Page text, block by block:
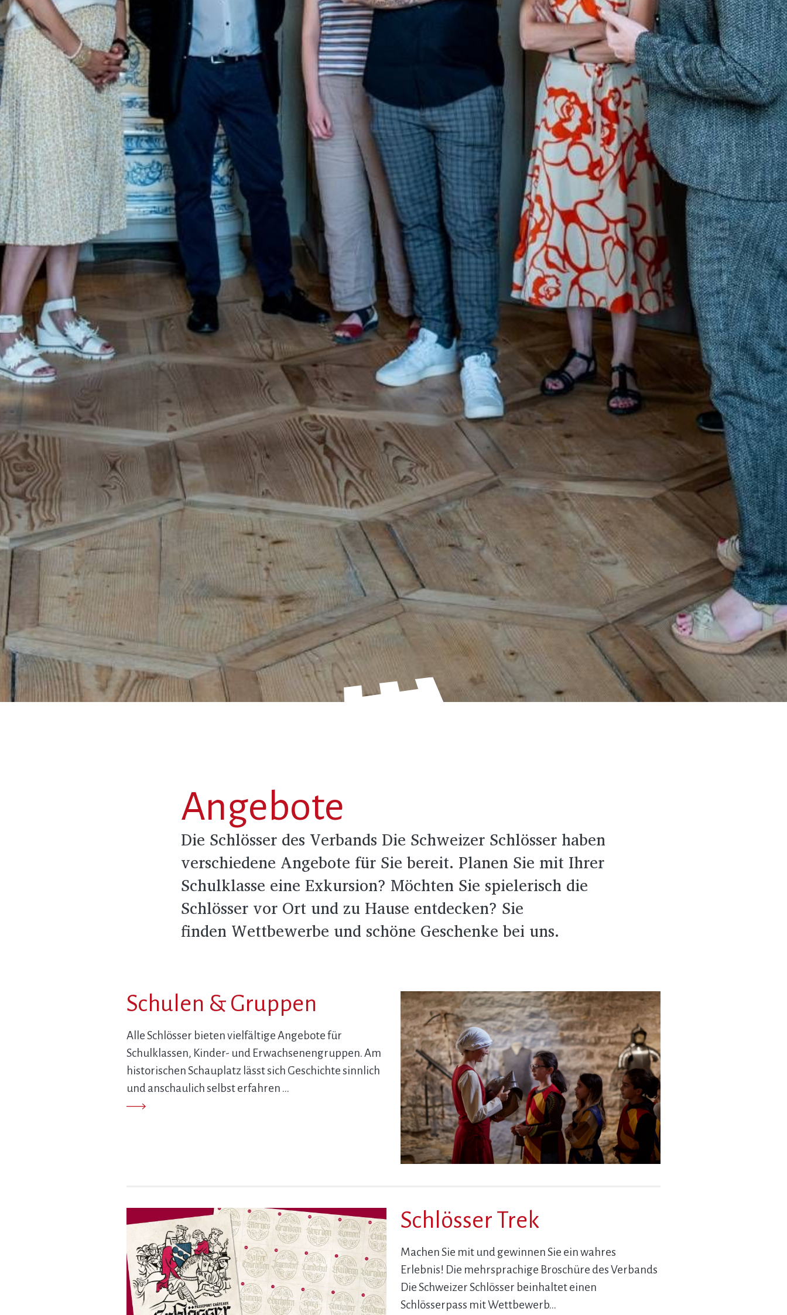
Angebote
Die Schlösser des Verbands Die Schweizer Schlösser haben
verschiedene Angebote für Sie bereit. Planen Sie mit Ihrer
Schulklasse eine Exkursion? Möchten Sie spielerisch die
Schlösser vor Ort und zu Hause entdecken? Sie
finden Wettbewerbe und schöne Geschenke bei uns.
Schulen & Gruppen
Alle Schlösser bieten vielfältige Angebote für
Schulklassen, Kinder- und Erwachsenengruppen. Am
historischen Schauplatz lässt sich Geschichte sinnlich
und anschaulich selbst erfahren …
Schlösser Trek
Machen Sie mit und gewinnen Sie ein wahres
Erlebnis! Die mehrsprachige Broschüre des Verbands
Die Schweizer Schlösser beinhaltet einen
Schlösserpass mit Wettbewerb…